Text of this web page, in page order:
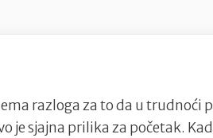
razloga za to da u trudnoći
je sjajna prilika za početak.